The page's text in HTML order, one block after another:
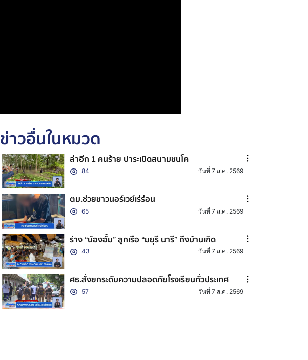
ข่าวอื่นในหมวด
ล่าอีก 1 คนร้าย ปาระเบิดสนามชนโค
84 วันที่ 7 ส.ค. 2569
ตม.ช่วยชาวนอร์เวย์เร่ร่อน
65 วันที่ 7 ส.ค. 2569
ร่าง “น้องอั้ม” ลูกเรือ “มยุรี นารี” ถึงบ้านเกิด
43 วันที่ 7 ส.ค. 2569
ศธ.สั่งยกระดับความปลอดภัยโรงเรียนทั่วประเทศ
57 วันที่ 7 ส.ค. 2569